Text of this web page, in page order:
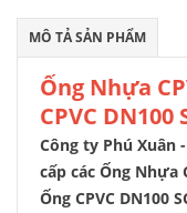
MÔ TẢ SẢN PHẨM
Ống Nhựa
CPVC DN100
Công ty Phú Xuân
cấp các Ống Nhựa
Ống CPVC DN100